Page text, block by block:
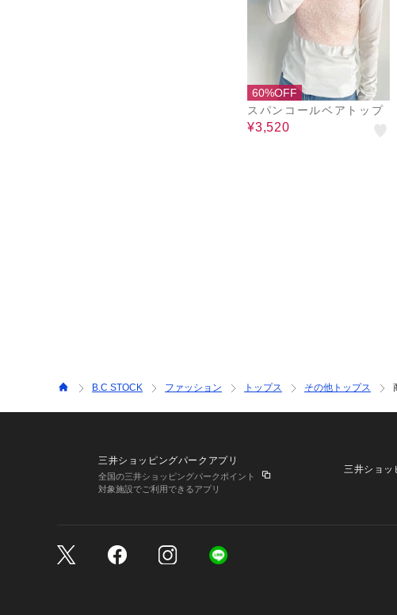
60%OFF
スパンコールベアトップ
¥3,520
B.C STOCK ファッション トップス その他トップス
三井ショッピングパークアプリ
全国の三井ショッピングパークポイント
対象施設でご利用できるアプリ
三井ショッ